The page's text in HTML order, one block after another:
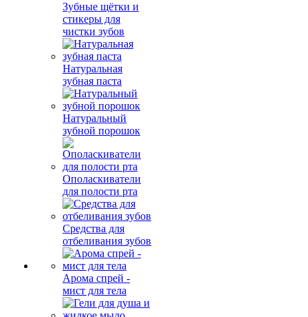
Зубные щётки и
стикеры для
чистки зубов
Натуральная
зубная паста
Натуральный
зубной порошок
Ополаскиватели
для полости рта
Средства для
отбеливания зубов
Арома спрей -
мист для тела